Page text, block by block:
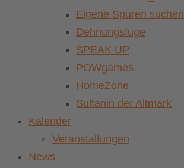
Eigene Spuren suchen
Dehnungsfuge
SPEAK UP
POWgames
HomeZone
Sultanin der Altmark
Kalender
Veranstaltungen
News